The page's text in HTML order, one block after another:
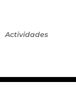
Actividades